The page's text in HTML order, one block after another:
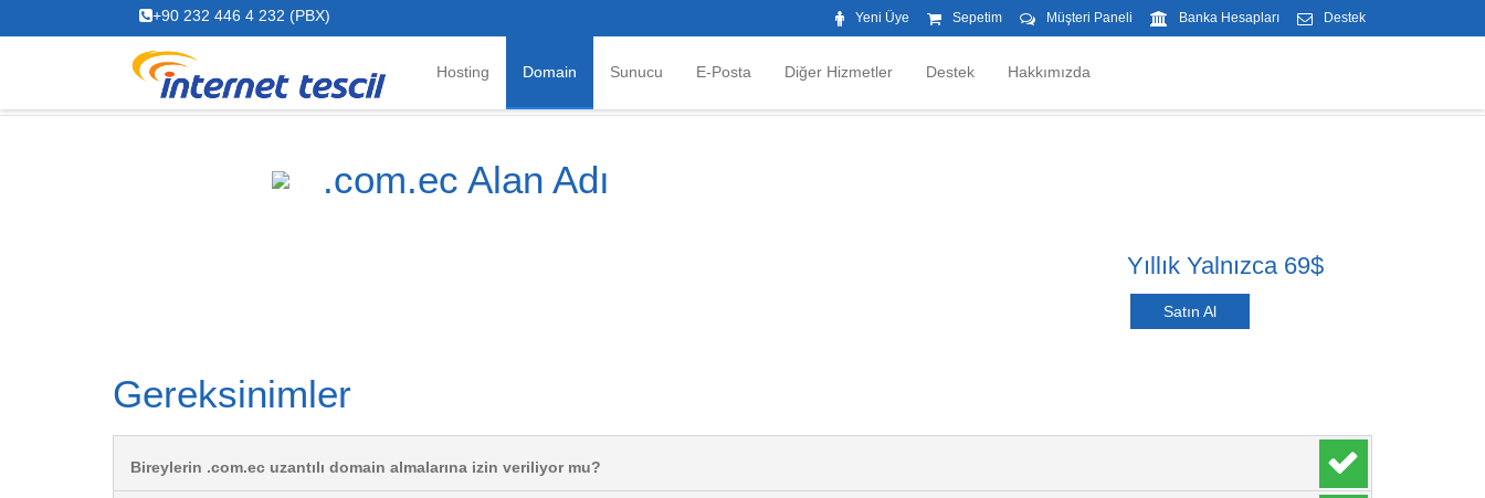
+90 232 446 4 232 (PBX) Yeni Üye Sepetim Müşteri Paneli Banka Hesapları Destek
Hosting Domain Sunucu E-Posta Diğer Hizmetler Destek Hakkımızda
.com.ec Alan Adı
Yıllık Yalnızca 69$
Satın Al
Gereksinimler
Bireylerin .com.ec uzantılı domain almalarına izin veriliyor mu?